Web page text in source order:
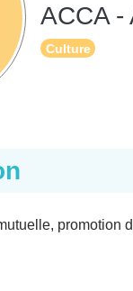
ACCA -
Culture
promotion